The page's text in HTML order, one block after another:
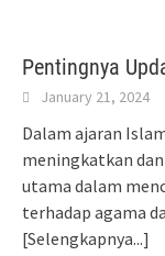
Pentingnya
January 21, 2024
Dalam ajaran
meningkatkan
utama dalam
terhadap agama
[Selengkapnya...]